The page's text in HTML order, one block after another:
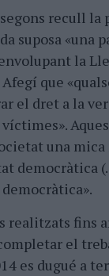
recull la
suposa «una
la
que
el dret a la
una
democràtica
realitzats fins
el
es dugué a